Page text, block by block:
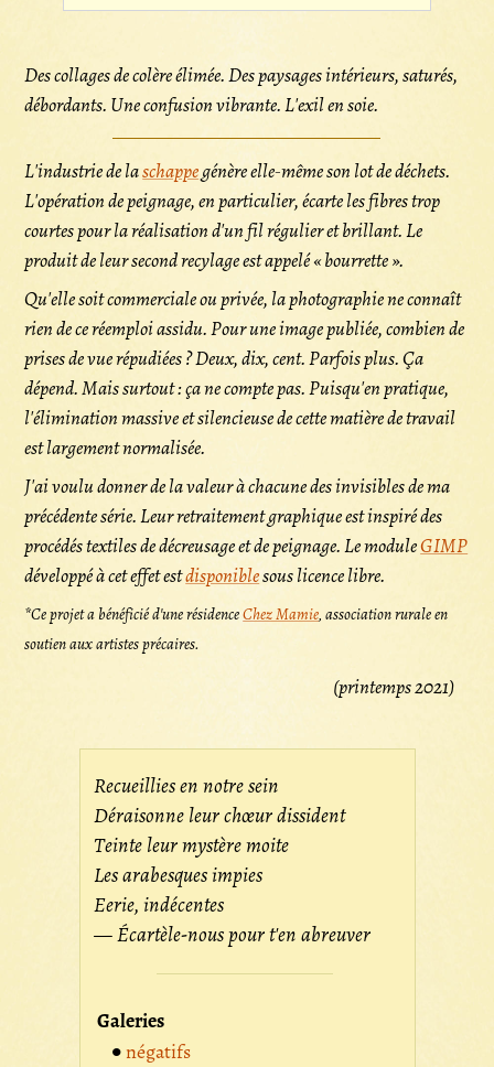
Des collages de colère élimée. Des paysages intérieurs, saturés,
débordants. Une confusion vibrante. L'exil en soie.
L'industrie de laschappegénère elle-même son lot de déchets.
L'opération de peignage, en particulier, écarte les fibres trop
courtes pour la réalisation d'un fil régulier et brillant. Le
produit de leur second recylage est appelé « bourrette ».
Qu'elle soit commerciale ou privée, la photographie ne connaît
rien de ce réemploi assidu. Pour une image publiée, combien de
prises de vue répudiées ? Deux, dix, cent. Parfois plus. Ça
dépend. Mais surtout : ça ne compte pas. Puisqu'en pratique,
l'élimination massive et silencieuse de cette matière de travail
est largement normalisée.
J'ai voulu donner de la valeur à chacune des invisibles de ma
précédente série. Leur retraitement graphique est inspiré des
procédés textiles de décreusage et de peignage. Le moduleGIMP
développé à cet effet estdisponiblesous licence libre.
*Ce projet a bénéficié d'une résidenceChez Mamie, association rurale en
soutien aux artistes précaires.
(printemps 2021)
Recueillies en notre sein
Déraisonne leur chœur dissident
Teinte leur mystère moite
Les arabesques impies
Eerie, indécentes
— Écartèle-nous pour t'en abreuver
Galeries
négatifs